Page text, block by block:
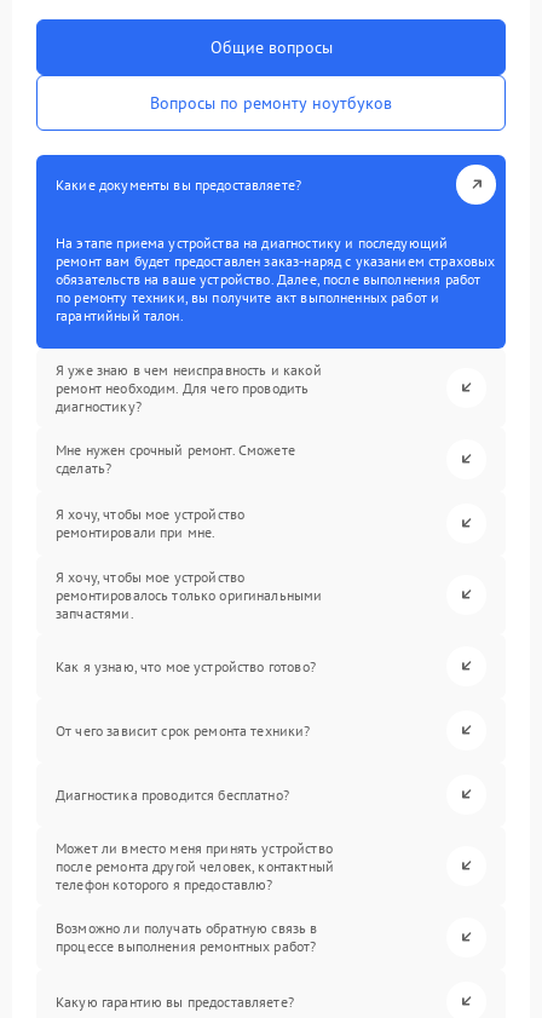
Общие вопросы
Вопросы по ремонту ноутбуков
Какие документы вы предоставляете?
На этапе приема устройства на диагностику и последующий
ремонт вам будет предоставлен заказ-наряд с указанием страховых
обязательств на ваше устройство. Далее, после выполнения работ
по ремонту техники, вы получите акт выполненных работ и
гарантийный талон.
Я уже знаю в чем неисправность и какой
ремонт необходим. Для чего проводить
диагностику?
Мне нужен срочный ремонт. Сможете
сделать?
Я хочу, чтобы мое устройство
ремонтировали при мне.
Я хочу, чтобы мое устройство
ремонтировалось только оригинальными
запчастями.
Как я узнаю, что мое устройство готово?
От чего зависит срок ремонта техники?
Диагностика проводится бесплатно?
Может ли вместо меня принять устройство
после ремонта другой человек, контактный
телефон которого я предоставлю?
Возможно ли получать обратную связь в
процессе выполнения ремонтных работ?
Какую гарантию вы предоставляете?